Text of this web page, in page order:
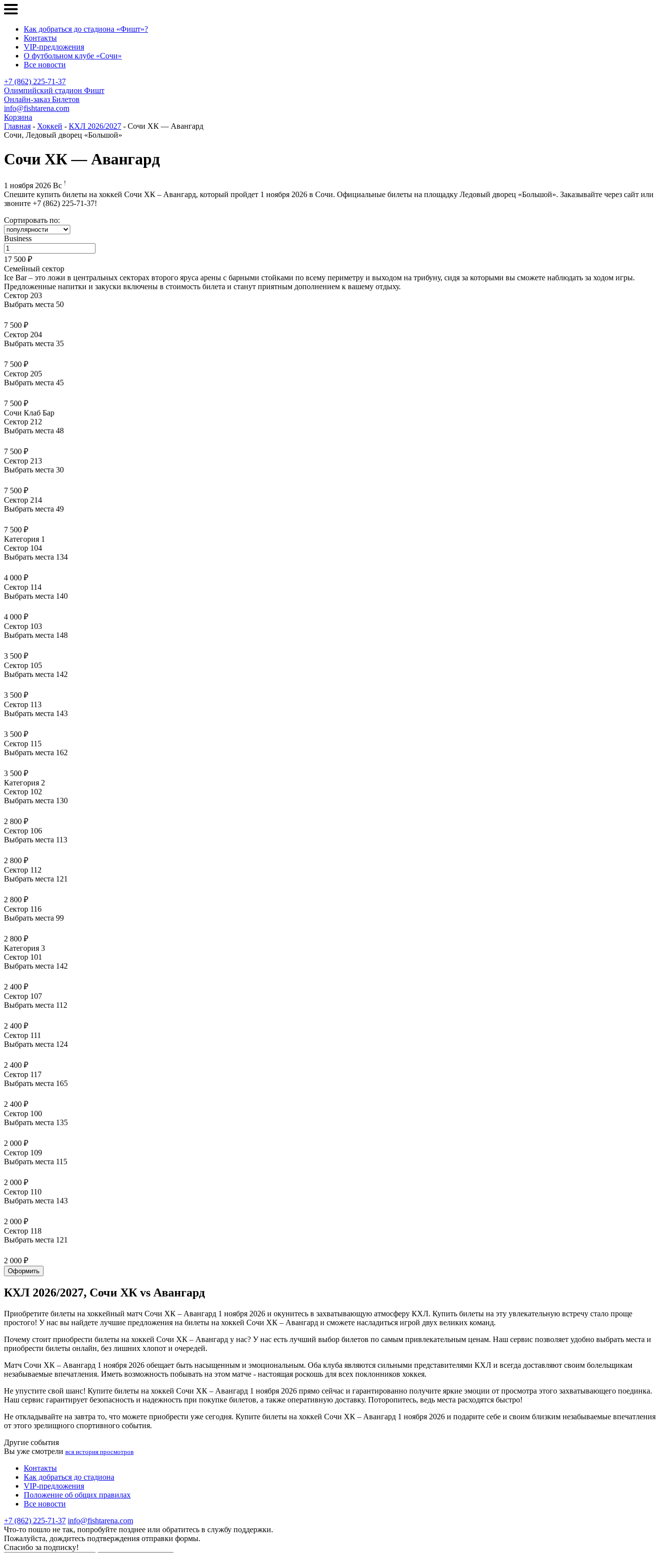
Как добраться до стадиона «Фишт»?
Контакты
VIP-предложения
О футбольном клубе «Сочи»
Все новости
+7 (862) 225-71-37
Олимпийский стадион Фишт
Онлайн-заказ Билетов
info@fishtarena.com
Корзина
Главная - Хоккей - КХЛ 2026/2027 - Сочи ХК — Авангард
Сочи, Ледовый дворец «Большой»
Сочи ХК — Авангард
1 ноября 2026 Вс !
Спешите купить билеты на хоккей Сочи ХК – Авангард, который пройдет 1 ноября 2026 в Сочи. Официальные билеты на площадку Ледовый дворец «Большой». Заказывайте через сайт или
звоните +7 (862) 225-71-37!
Сортировать по:
Business
17 500 ₽
Семейный сектор
Ice Bar – это ложи в центральных секторах второго яруса арены с барными стойками по всему периметру и выходом на трибуну, сидя за которыми вы сможете наблюдать за ходом игры.
Предложенные напитки и закуски включены в стоимость билета и станут приятным дополнением к вашему отдыху.
Сектор 203
Выбрать места 50
7 500 ₽
Сектор 204
Выбрать места 35
7 500 ₽
Сектор 205
Выбрать места 45
7 500 ₽
Сочи Клаб Бар
Сектор 212
Выбрать места 48
7 500 ₽
Сектор 213
Выбрать места 30
7 500 ₽
Сектор 214
Выбрать места 49
7 500 ₽
Категория 1
Сектор 104
Выбрать места 134
4 000 ₽
Сектор 114
Выбрать места 140
4 000 ₽
Сектор 103
Выбрать места 148
3 500 ₽
Сектор 105
Выбрать места 142
3 500 ₽
Сектор 113
Выбрать места 143
3 500 ₽
Сектор 115
Выбрать места 162
3 500 ₽
Категория 2
Сектор 102
Выбрать места 130
2 800 ₽
Сектор 106
Выбрать места 113
2 800 ₽
Сектор 112
Выбрать места 121
2 800 ₽
Сектор 116
Выбрать места 99
2 800 ₽
Категория 3
Сектор 101
Выбрать места 142
2 400 ₽
Сектор 107
Выбрать места 112
2 400 ₽
Сектор 111
Выбрать места 124
2 400 ₽
Сектор 117
Выбрать места 165
2 400 ₽
Сектор 100
Выбрать места 135
2 000 ₽
Сектор 109
Выбрать места 115
2 000 ₽
Сектор 110
Выбрать места 143
2 000 ₽
Сектор 118
Выбрать места 121
2 000 ₽
Оформить
КХЛ 2026/2027, Сочи ХК vs Авангард
Приобретите билеты на хоккейный матч Сочи ХК – Авангард 1 ноября 2026 и окунитесь в захватывающую атмосферу КХЛ. Купить билеты на эту увлекательную встречу стало проще
простого! У нас вы найдете лучшие предложения на билеты на хоккей Сочи ХК – Авангард и сможете насладиться игрой двух великих команд.
Почему стоит приобрести билеты на хоккей Сочи ХК – Авангард у нас? У нас есть лучший выбор билетов по самым привлекательным ценам. Наш сервис позволяет удобно выбрать места и
приобрести билеты онлайн, без лишних хлопот и очередей.
Матч Сочи ХК – Авангард 1 ноября 2026 обещает быть насыщенным и эмоциональным. Оба клуба являются сильными представителями КХЛ и всегда доставляют своим болельщикам
незабываемые впечатления. Иметь возможность побывать на этом матче - настоящая роскошь для всех поклонников хоккея.
Не упустите свой шанс! Купите билеты на хоккей Сочи ХК – Авангард 1 ноября 2026 прямо сейчас и гарантированно получите яркие эмоции от просмотра этого захватывающего поединка.
Наш сервис гарантирует безопасность и надежность при покупке билетов, а также оперативную доставку. Поторопитесь, ведь места расходятся быстро!
Не откладывайте на завтра то, что можете приобрести уже сегодня. Купите билеты на хоккей Сочи ХК – Авангард 1 ноября 2026 и подарите себе и своим близким незабываемые впечатления
от этого зрелищного спортивного события.
Другие события
Вы уже смотрели вся история просмотров
Контакты
Как добраться до стадиона
VIP-предложения
Положение об общих правилах
Все новости
+7 (862) 225-71-37 info@fishtarena.com
Что-то пошло не так, попробуйте позднее или обратитесь в службу поддержки.
Пожалуйста, дождитесь подтверждения отправки формы.
Спасибо за подписку!